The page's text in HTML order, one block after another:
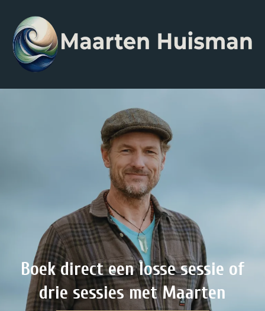
Boek direct een losse sessie of
drie sessies met Maarten